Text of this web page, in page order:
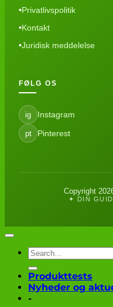
Privatlivspolitik
Kontakt
Juridisk meddelelse
FØLG OS
ig Instagram
pt Pinterest
Copyright
✦ DIN
Produkttests
Nyheder og
-